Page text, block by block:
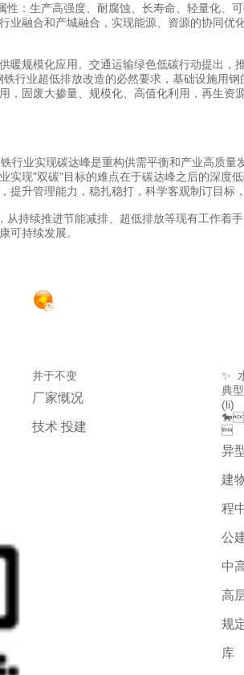
生产高强度、耐腐蚀、长寿命、轻量化、
融合和产城融合，实现能源、资源的协同
模化应用。交通运输绿色低碳行动提出，
行业超低排放改造的必然要求，基础设施用
固废大掺量、规模化、高值化利用，再生
业实现碳达峰是重构供需平衡和产业高质量
现"双碳"目标的难点在于碳达峰之后的深度
升管理能力，稳扎稳打，科学客观制订目标
续推进节能减排、超低排放等现有工作着
可持续发展。
并于不变
厂家慨况
技术 投建
✨
典
(li)

异
建
程
公
中
高
规
库